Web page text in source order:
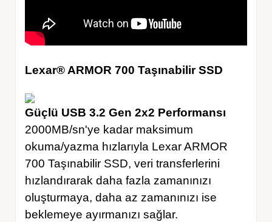
Lexar® ARMOR 700 Taşınabilir SSD
Güçlü USB 3.2 Gen 2x2 Performansı
2000MB/sn'ye kadar maksimum
okuma/yazma hızlarıyla Lexar ARMOR
700 Taşınabilir SSD, veri transferlerini
hızlandırarak daha fazla zamanınızı
oluşturmaya, daha az zamanınızı ise
beklemeye ayırmanızı sağlar.